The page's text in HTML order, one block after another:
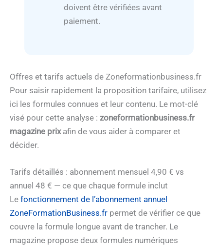
doivent être vérifiées avant
paiement.
Offres et tarifs actuels de Zoneformationbusiness.fr
Pour saisir rapidement la proposition tarifaire, utilisez
ici les formules connues et leur contenu. Le mot-clé
visé pour cette analyse : zoneformationbusiness.fr
magazine prixafin de vous aider à comparer et
décider.
Tarifs détaillés : abonnement mensuel 4,90 € vs
annuel 48 € — ce que chaque formule inclut
Le fonctionnement de l’abonnement annuel
ZoneFormationBusiness.fr permet de vérifier ce que
couvre la formule longue avant de trancher. Le
magazine propose deux formules numériques